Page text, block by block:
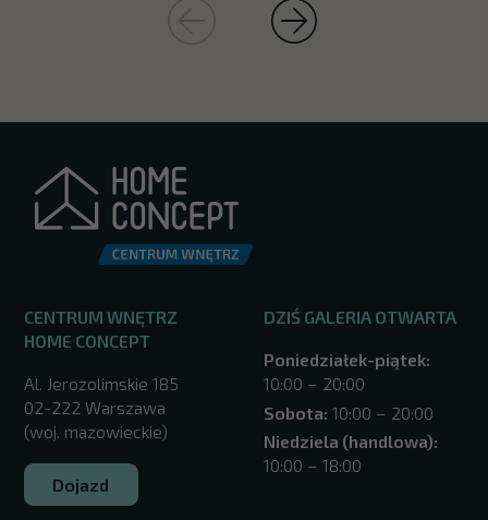
CENTRUM WNĘTRZ
HOME CONCEPT
Al. Jerozolimskie 185
02-222 Warszawa
(woj. mazowieckie)
Dojazd
DZIŚ GALERIA OTWARTA
Poniedziałek-piątek:
10:00 – 20:00
Sobota: 10:00 – 20:00
Niedziela (handlowa):
10:00 – 18:00